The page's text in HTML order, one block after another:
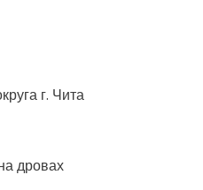
г. Чита
дровах